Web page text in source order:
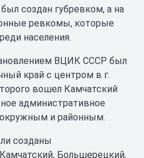
создан губревком, а на
ревкомы, которые
населения.
ВЦИК СССР был
край с центром в г.
вошел Камчатский
административное
и районным.
созданы
Большерецкий,